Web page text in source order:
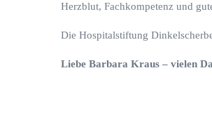
Herzblut, Fachkompetenz und
Die Hospitalstiftung
Liebe Barbara Kraus – vielen